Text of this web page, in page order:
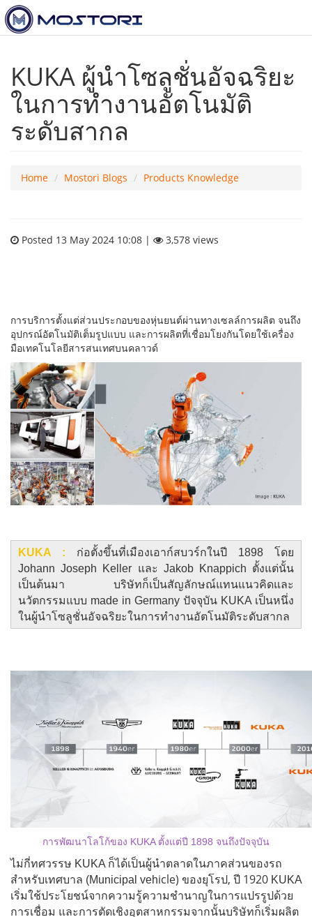
KUKA ผู้นำโซลูชั่นอัจฉริยะ
ในการทำงานอัตโนมัติ
ระดับสากล
Home Mostori Blogs Products Knowledge
Posted 13 May 2024 10:08 | 3,578 views
การบริการตั้งแต่ส่วนประกอบของหุ่นยนต์ผ่านทางเซลล์การผลิต จนถึง
อุปกรณ์อัตโนมัติเต็มรูปแบบ และการผลิตที่เชื่อมโยงกันโดยใช้เครื่อง
มือเทคโนโลยีสารสนเทศบนคลาวด์
KUKA : ก่อตั้งขึ้นที่เมืองเอาก์สบวร์กในปี 1898 โดย
Johann Joseph Keller และ Jakob Knappich ตั้งแต่นั้น
เป็นต้นมา บริษัทก็เป็นสัญลักษณ์แทนแนวคิดและ
นวัตกรรมแบบ made in Germany ปัจจุบัน KUKA เป็นหนึ่ง
ในผู้นำโซลูชั่นอัจฉริยะในการทำงานอัตโนมัติระดับสากล
การพัฒนาโลโก้ของ KUKA ตั้งแต่ปี 1898 จนถึงปัจจุบัน
ไม่กี่ทศวรรษ KUKA ก็ได้เป็นผู้นำตลาดในภาคส่วนของรถ
สำหรับเทศบาล (Municipal vehicle) ของยุโรป, ปี 1920 KUKA
เริ่มใช้ประโยชน์จากความรู้ความชำนาญในการแปรรูปด้วย
การเชื่อม และการตัดเชิงอุตสาหกรรมจากนั้นบริษัทก็เริ่มผลิต